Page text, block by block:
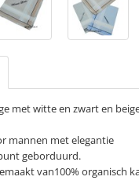
met witte en zwart en
mannen met elegantie
geborduurd.
van100% organisch